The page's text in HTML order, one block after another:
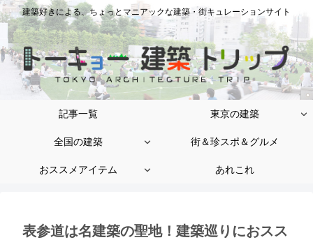
建築好きによる、ちょっとマニアックな建築・街キュレーションサイト
記事一覧 東京の建築
全国の建築 街＆珍スポ＆グルメ
おススメアイテム あれこれ
表参道は名建築の聖地！建築巡りにおスス